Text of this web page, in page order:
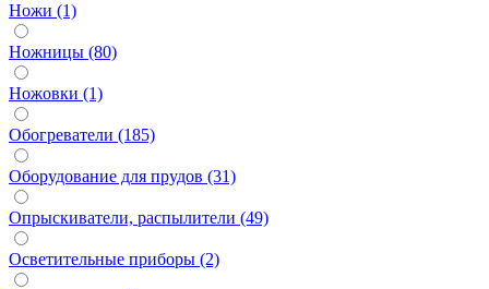
Ножи (1)
Ножницы (80)
Ножовки (1)
Обогреватели (185)
Оборудование для прудов (31)
Опрыскиватели, распылители (49)
Осветительные приборы (2)